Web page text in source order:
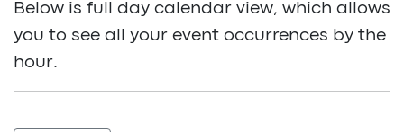
Below is full day calendar view, which allows
you to see all your event occurrences by the
hour.